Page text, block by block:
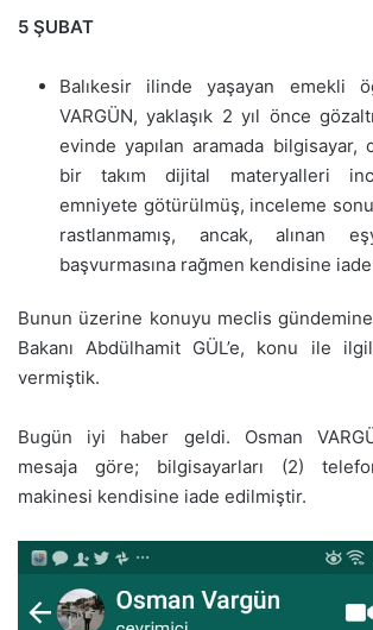
5 ŞUBAT
Balıkesir ilinde yaşayan emekli
VARGÜN, yaklaşık 2 yıl önce
evinde yapılan aramada bilgisayar,
bir takım dijital materyalleri
emniyete götürülmüş, inceleme
rastlanmamış, ancak, alınan
başvurmasına rağmen kendisine
Bunun üzerine konuyu meclis
Bakanı Abdülhamit GÜL’e, konu ile
vermiştik.
Bugün iyi haber geldi. Osman
mesaja göre; bilgisayarları (2)
makinesi kendisine iade edilmiştir.